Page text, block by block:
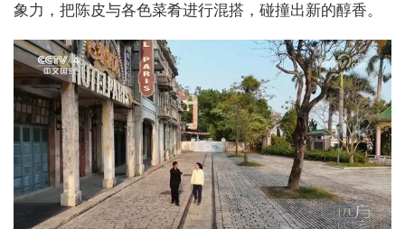
象力，把陈皮与各色菜肴进行混搭，碰撞出新的醇香。